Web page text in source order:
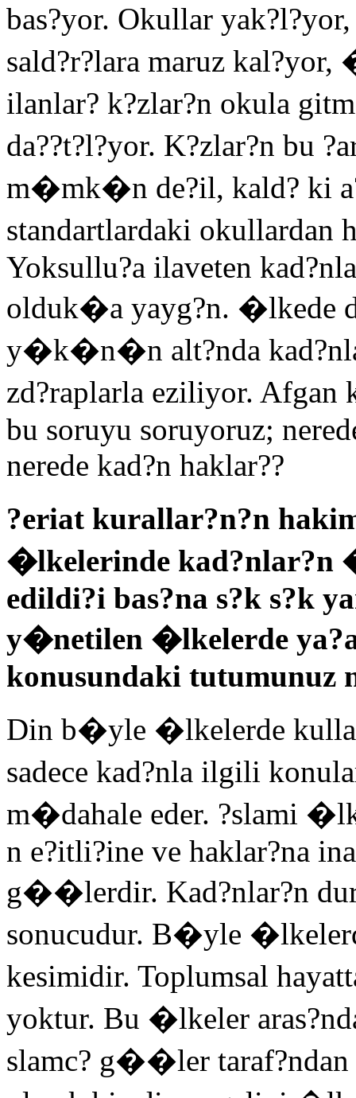
bas?yor. Okullar
sald?r?lara maruz
ilanlar? k?zlar?n okula
da??t?l?yor. K?zlar?n bu
m�mk�n de?il, kald? ki
standartlardaki
Yoksullu?a ilaveten
olduk�a yayg?n. �lkede
y�k�n�n alt?nda
zd?raplarla eziliyor.
bu soruyu soruyoruz;
nerede kad?n haklar??
?eriat kurallar?n?n
�lkelerinde kad?nlar?n
edildi?i bas?na s?k s?k
y�netilen �lkelerde
konusundaki tutumunuz
Din b�yle �lkelerde
sadece kad?nla ilgili
m�dahale eder. ?slami
n e?itli?ine ve haklar?na
g��lerdir. Kad?nlar?n
sonucudur. B�yle
kesimidir. Toplumsal
yoktur. Bu �lkeler
slamc? g��ler